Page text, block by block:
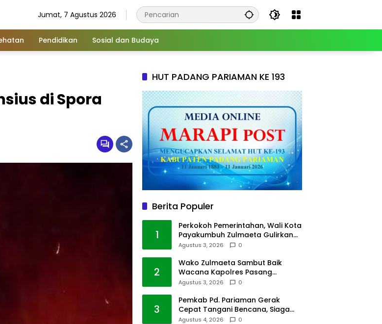
Jumat, 7 Agustus 2026
Pendidikan Sosial dan Budaya
di Spora
HUT PADANG PARIAMAN KE 193
Berita Populer
1
Perkokoh Pemerintahan, Wali Kota
Payakumbuh Zulmaeta Gulirkan
Jabatan
Agustus 3, 2026 0
2
Wako Zulmaeta Sambut Baik
Wacana Kapolres Pasang
Kamera Pantau Lalin
Agustus 3, 2026 0
3
Pemkab Pd. Pariaman Gerak
Cepat Tangani Bencana, Siaga
Cuaca Ekstrem
Agustus 4, 2026 0